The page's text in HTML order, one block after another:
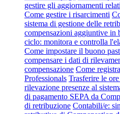
gestire gli aggiornamenti
Come gestire i risarcimenti
sistema di gestione delle
compensazioni aggiuntive in
ciclo: monitora e controlla
Come impostare il buono
compensare i dati di
compensazione Come
Professionals Trasferire le
rilevazione presenze al
di pagamento SEPA da
di retribuzione Contabili/e: